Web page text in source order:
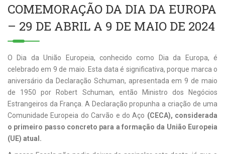
COMEMORAÇÃO DA DIA DA EUROPA
– 29 DE ABRIL A 9 DE MAIO DE 2024
O Dia da União Europeia, conhecido como Dia da Europa, é
celebrado em 9 de maio. Esta data é significativa, porque marca o
aniversário da Declaração Schuman, apresentada em 9 de maio
de 1950 por Robert Schuman, então Ministro dos Negócios
Estrangeiros da França. A Declaração propunha a criação de uma
Comunidade Europeia do Carvão e do Aço (CECA), considerada
o primeiro passo concreto para a formação da União Europeia
(UE) atual.